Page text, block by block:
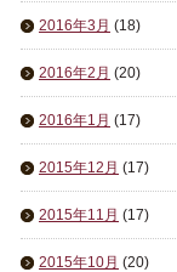
2016年3月 (18)
2016年2月 (20)
2016年1月 (17)
2015年12月 (17)
2015年11月 (17)
2015年10月 (20)